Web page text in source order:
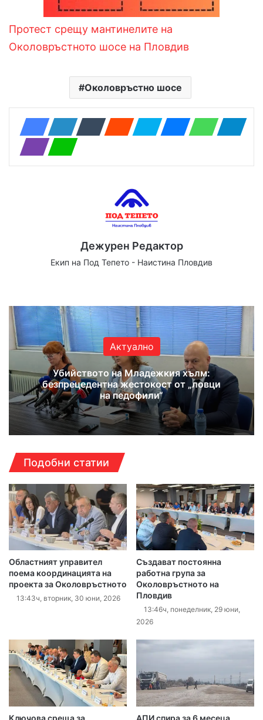
Протест срещу мантинелите на
Околовръстното шосе на Пловдив
Околовръстно шосе
Дежурен Редактор
Екип на Под Тепето - Наистина Пловдив
Актуално
Убийството на Младежкия хълм:
безпрецедентна жестокост от „ловци
на педофили“
Подобни статии
Областният управител
поема координацията на
проекта за Околовръстното
13:43ч, вторник, 30 юни, 2026
Създават постоянна
работна група за
Околовръстното на
Пловдив
13:46ч, понеделник, 29 юни,
2026
Ключова среща за АПИ спира за 6 месеца